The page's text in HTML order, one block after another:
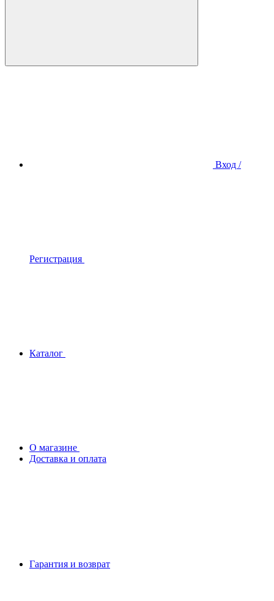
Вход /
Регистрация
Каталог
О магазине
Доставка и оплата
Гарантия и возврат